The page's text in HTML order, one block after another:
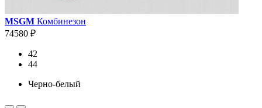
MSGM Комбинезон
74580 ₽
42
44
Черно-белый